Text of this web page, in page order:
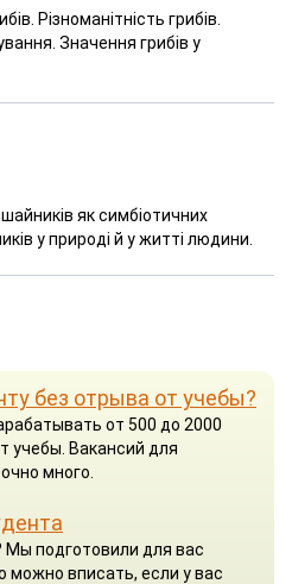
Різноманітність грибів.
Значення грибів у
як симбіотичних
у природі й у житті людини.
без отрыва от учебы?
от 500 до 2000
учебы. Вакансий для
много.
Мы подготовили для вас
можно вписать, если у вас